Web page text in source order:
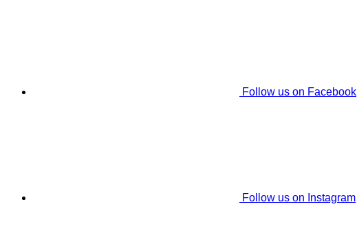
Follow us on Facebook
Follow us on Instagram